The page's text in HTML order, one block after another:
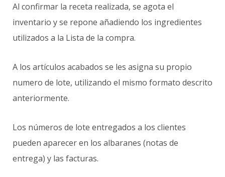
Al confirmar la receta realizada, se agota el
inventario y se repone añadiendo los ingredientes
utilizados a la Lista de la compra.
A los artículos acabados se les asigna su propio
numero de lote, utilizando el mismo formato descrito
anteriormente.
Los números de lote entregados a los clientes
pueden aparecer en los albaranes (notas de
entrega) y las facturas.